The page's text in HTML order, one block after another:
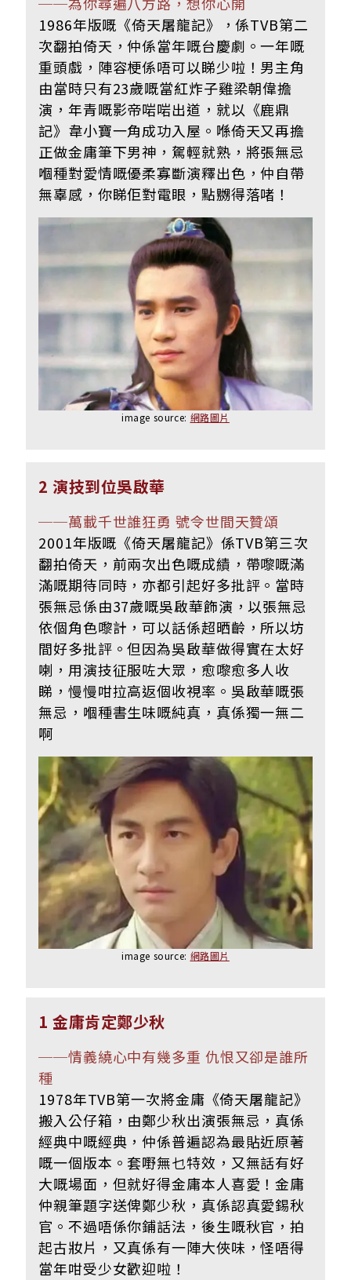
1986年版嘅《倚天屠龍記》，係TVB第二
次翻拍倚天，仲係當年嘅台慶劇。一年嘅
重頭戲，陣容梗係唔可以睇少啦！男主角
由當時只有23歲嘅當紅炸子雞梁朝偉擔
演，年青嘅影帝啱啱出道，就以《鹿鼎
記》韋小寶一角成功入屋。喺倚天又再擔
正做金庸筆下男神，駕輕就熟，將張無忌
嗰種對愛情嘅優柔寡斷演釋出色，仲自帶
無辜感，你睇佢對電眼，點嬲得落啫！
image source: 網路圖片
2 演技到位吳啟華
──萬載千世誰狂勇 號令世間天贊頌
2001年版嘅《倚天屠龍記》係TVB第三次
翻拍倚天，前兩次出色嘅成績，帶嚟嘅滿
滿嘅期待同時，亦都引起好多批評。當時
張無忌係由37歲嘅吳啟華飾演，以張無忌
依個角色嚟計，可以話係超晒齡，所以坊
間好多批評。但因為吳啟華做得實在太好
喇，用演技征服咗大眾，愈嚟愈多人收
睇，慢慢咁拉高返個收視率。吳啟華嘅張
無忌，嗰種書生味嘅純真，真係獨一無二
啊
image source: 網路圖片
1 金庸肯定鄭少秋
──情義繞心中有幾多重 仇恨又卻是誰所
種
1978年TVB第一次將金庸《倚天屠龍記》
搬入公仔箱，由鄭少秋出演張無忌，真係
經典中嘅經典，仲係普遍認為最貼近原著
嘅一個版本。套嘢無乜特效，又無話有好
大嘅場面，但就好得金庸本人喜愛！金庸
仲親筆題字送俾鄭少秋，真係認真愛錫秋
官。不過唔係你鋪話法，後生嘅秋官，拍
起古妝片，又真係有一陣大俠味，怪唔得
當年咁受少女歡迎啦！